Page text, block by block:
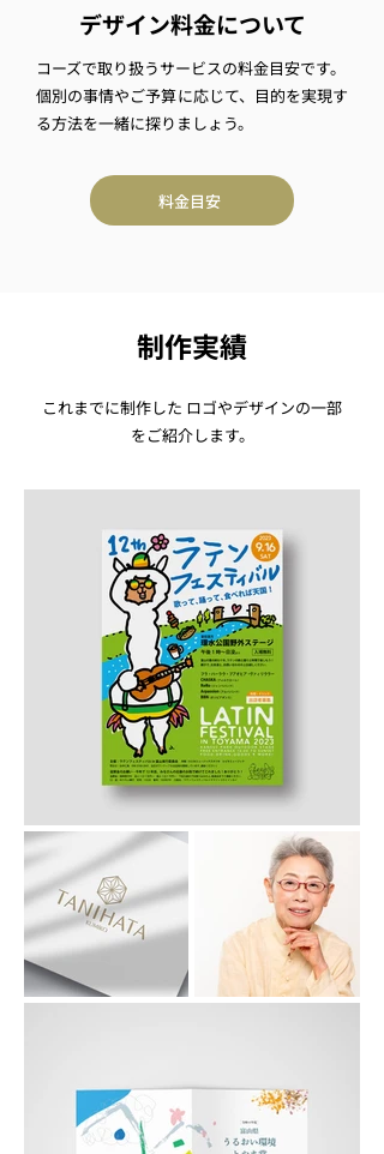
デザイン料金について
コーズで取り扱うサービスの料金目安です。
​個別の事情やご予算に応じて、目的を実現す
る方法を一緒に探りましょう。
料金目安
制作実績
​これまでに制作した ロゴやデザインの一部
をご紹介します。